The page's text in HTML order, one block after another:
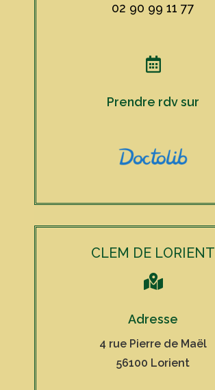
02 90 99 11 77

Prendre rdv sur
CLEM DE LORIENT

Adresse
4 rue Pierre de Maël
56100 Lorient